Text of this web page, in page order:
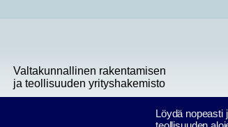
Valtakunnallinen rakentamisen
ja teollisuuden yrityshakemisto
Löydä nopeasti